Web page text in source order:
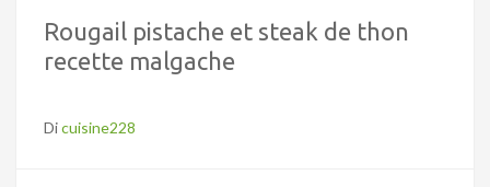
Rougail pistache et steak de thon
recette malgache
Dicuisine228